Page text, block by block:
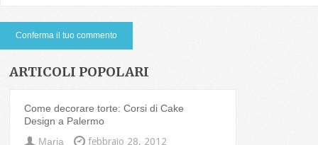
ARTICOLI POPOLARI
Come decorare torte: Corsi di Cake
Design a Palermo
Maria
febbraio 28, 2012